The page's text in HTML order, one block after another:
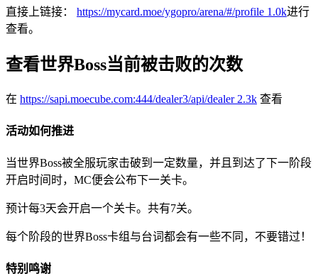
直接上链接： https://mycard.moe/ygopro/arena/#/profile 1.0k进行
查看。
查看世界Boss当前被击败的次数
在 https://sapi.moecube.com:444/dealer3/api/dealer 2.3k 查看
活动如何推进
当世界Boss被全服玩家击破到一定数量，并且到达了下一阶段
开启时间时，MC便会公布下一关卡。
预计每3天会开启一个关卡。共有7关。
每个阶段的世界Boss卡组与台词都会有一些不同，不要错过！
特别鸣谢